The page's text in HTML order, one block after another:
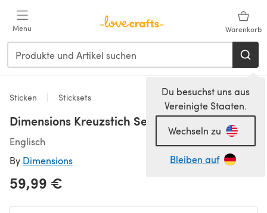
Menu Warenkorb
Du besuchst uns aus
Vereinigte Staaten.
Wechseln zu
Bleiben auf
Sticken Sticksets
Dimensions Kreuzstich Set Markt in Paris
Englisch
By Dimensions
59,99 €